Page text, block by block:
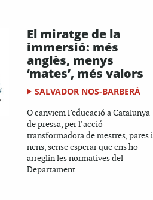
El miratge de la
immersió: més
anglès, menys
‘mates’, més valors
SALVADOR NOS-BARBERÁ
O canviem l’educació a Catalunya
de pressa, per l’acció
transformadora de mestres, pares i
nens, sense esperar que ens ho
arreglin les normatives del
Departament...